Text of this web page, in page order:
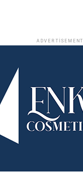
ADVERTISEMENT